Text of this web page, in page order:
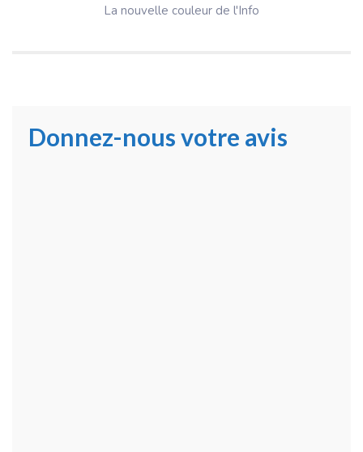
La nouvelle couleur de l'Info
Donnez-nous votre avis